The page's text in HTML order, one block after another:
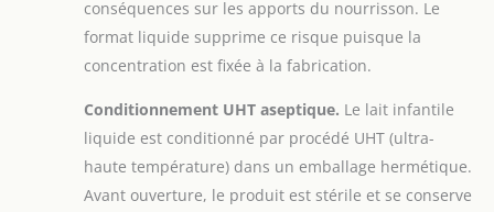
conséquences sur les apports du nourrisson. Le
format liquide supprime ce risque puisque la
concentration est fixée à la fabrication.
Conditionnement UHT aseptique. Le lait infantile
liquide est conditionné par procédé UHT (ultra-
haute température) dans un emballage hermétique.
Avant ouverture, le produit est stérile et se conserve